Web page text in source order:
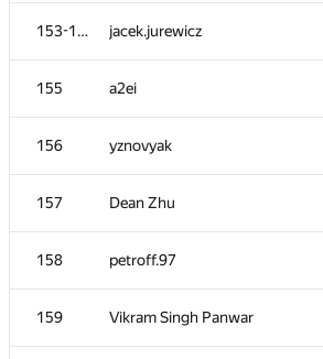
153-154 jacek.jurewicz
155 a2ei
156 yznovyak
157 Dean Zhu
158 petroff.97
159 Vikram Singh Panwar